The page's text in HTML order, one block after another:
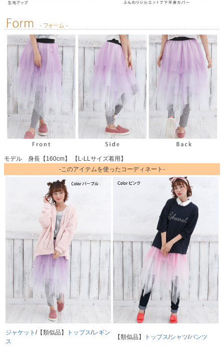
モデル 身長【160cm】 【L-LLサイズ着用】
-このアイテムを使ったコーディネート-
ジャケット /【類似品】 トップス/レギン
ス
【類似品】 トップス/シャツ/パンツ